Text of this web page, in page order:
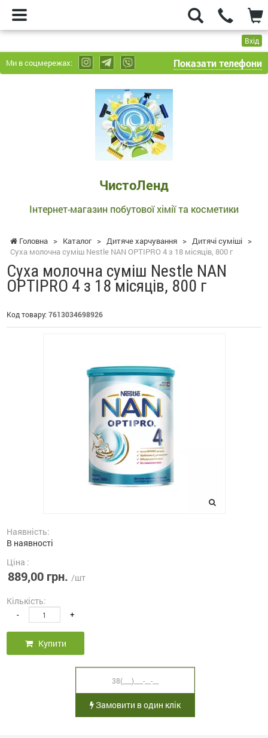
Вхід
Ми в соцмережах: Показати телефони
ЧистоЛенд
Інтернет-магазин побутової хімії та косметики
Головна > Каталог > Дитяче харчування > Дитячі суміші >
Суха молочна суміш Nestle NAN OPTIPRO 4 з 18 місяців, 800 г
Суха молочна суміш Nestle NAN
OPTIPRO 4 з 18 місяців, 800 г
Код товару: 7613034698926
Наявність:
В наявності
Ціна :
889,00 грн. /шт
Кількість:
- +
Купити
Замовити в один клік